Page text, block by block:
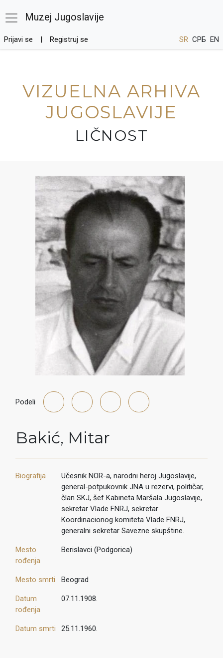
Muzej Jugoslavije
Prijavi se Registruj se SR СРБ EN
VIZUELNA ARHIVA
JUGOSLAVIJE
LIČNOST
Podeli
Bakić, Mitar
Biografija
Učesnik NOR-a, narodni heroj Jugoslavije,
general-potpukovnik JNA u rezervi, političar,
član SKJ, šef Kabineta Maršala Jugoslavije,
sekretar Vlade FNRJ, sekretar
Koordinacionog komiteta Vlade FNRJ,
generalni sekretar Savezne skupštine.
Mesto
rođenja
Berislavci (Podgorica)
Mesto smrti Beograd
Datum
rođenja
07.11.1908.
Datum smrti 25.11.1960.